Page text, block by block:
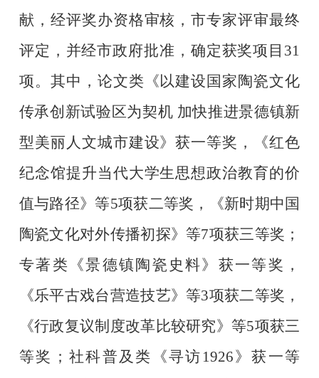
献，经评奖办资格审核，市专家评审最终
评定，并经市政府批准，确定获奖项目 31
项。其中，论文类《以建设国家陶瓷文化
传承创新试验区为契机 加快推进景德镇新
型美丽人文城市建设》获一等奖，《红色
纪念馆提升当代大学生思想政治教育的价
值与路径》等5项获二等奖，《新时期中国
陶瓷文化对外传播初探》等7项获三等奖；
专著类《景德镇陶瓷史料》获一等奖，
《乐平古戏台营造技艺》等3项获二等奖，
《行政复议制度改革比较研究》等5项获三
等奖；社科普及类《寻访 1926》获一等